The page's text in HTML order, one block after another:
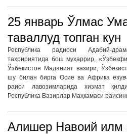
25 январь Ўлмас
таваллуд топган кун
Республика радиоси Адабий-
таҳририятида бош муҳаррир,
Ўзбекистон Маданият вазири,
шу билан бирга Осиё ва Африка
раиси лавозимларида хизмат
Республика Вазирлар Маҳкамаси
Алишер Навоий илм